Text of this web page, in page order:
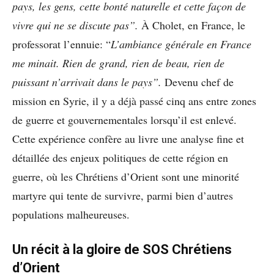
pays, les gens, cette bonté naturelle et cette façon de
vivre qui ne se discute pas”. À Cholet, en France, le
professorat l’ennuie: “L’ambiance générale en France
me minait. Rien de grand, rien de beau, rien de
puissant n’arrivait dans le pays”. Devenu chef de
mission en Syrie, il y a déjà passé cinq ans entre zones
de guerre et gouvernementales lorsqu’il est enlevé.
Cette expérience confère au livre une analyse fine et
détaillée des enjeux politiques de cette région en
guerre, où les Chrétiens d’Orient sont une minorité
martyre qui tente de survivre, parmi bien d’autres
populations malheureuses.
Un récit à la gloire de SOS Chrétiens
d’Orient